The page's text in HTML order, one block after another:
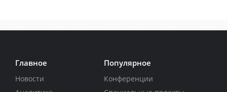
Главное
Новости
Популярное
Конференции